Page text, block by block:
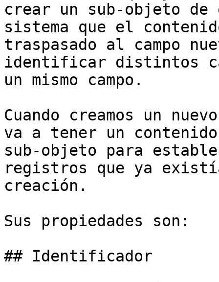
crear un sub-objeto
sistema que el
traspasado al campo
identificar distintos
un mismo campo.
Cuando creamos un
va a tener un
sub-objeto para
registros que ya
creación.
Sus propiedades son:
## Identificador